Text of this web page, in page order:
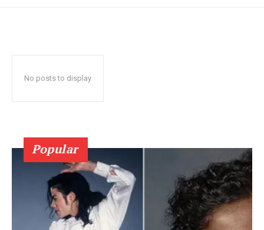
No posts to display
Popular